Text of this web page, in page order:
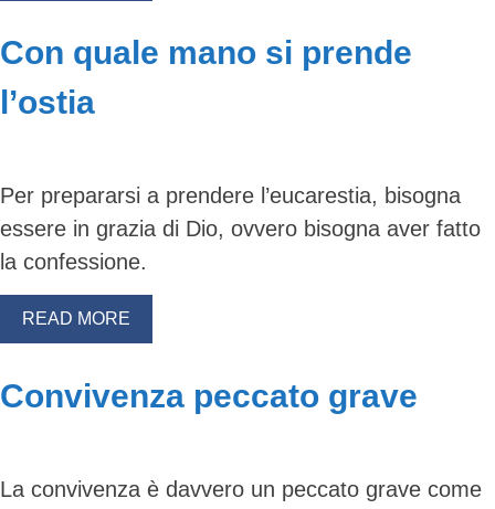
Con quale mano si prende
l’ostia
Per prepararsi a prendere l’eucarestia, bisogna
essere in grazia di Dio, ovvero bisogna aver fatto
la confessione.
READ MORE
Convivenza peccato grave
La convivenza è davvero un peccato grave come